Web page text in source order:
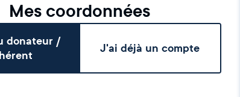
Mes coordonnées
donateur /
J'ai déjà un compte